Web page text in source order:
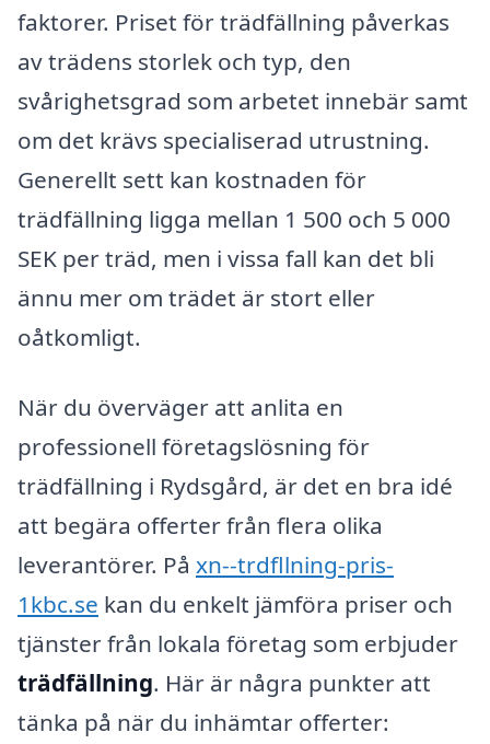
faktorer. Priset för trädfällning påverkas
av trädens storlek och typ, den
svårighetsgrad som arbetet innebär samt
om det krävs specialiserad utrustning.
Generellt sett kan kostnaden för
trädfällning ligga mellan 1 500 och 5 000
SEK per träd, men i vissa fall kan det bli
ännu mer om trädet är stort eller
oåtkomligt.
När du överväger att anlita en
professionell företagslösning för
trädfällning i Rydsgård, är det en bra idé
att begära offerter från flera olika
leverantörer. På xn--trdfllning-pris-
1kbc.se kan du enkelt jämföra priser och
tjänster från lokala företag som erbjuder
trädfällning. Här är några punkter att
tänka på när du inhämtar offerter: